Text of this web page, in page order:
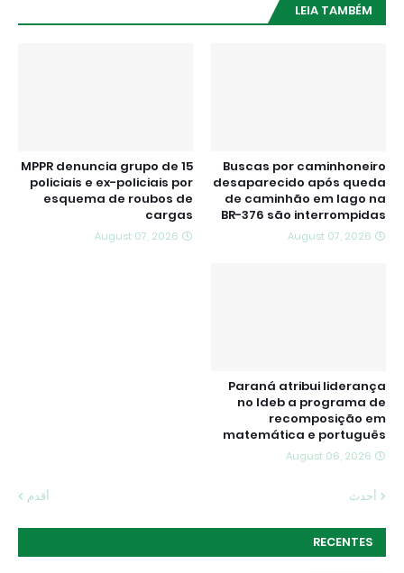
LEIA TAMBÉM
Buscas por caminhoneiro
desaparecido após queda
de caminhão em lago na
BR-376 são interrompidas
August 07, 2026
MPPR denuncia grupo de 15
policiais e ex-policiais por
esquema de roubos de
cargas
August 07, 2026
Paraná atribui liderança
no Ideb a programa de
recomposição em
matemática e português
August 06, 2026
أحدث أقدم
RECENTES